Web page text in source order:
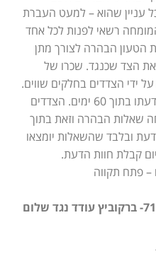
עניין שהוא – למעט העברת
רשאי לפנות לכל אחד
הטעון הבהרה לצורך מתן
הצד שכנגד. שכרו של
ידי הצדדים בחלקים שווים.
2 המומחה יגיש את חוות דעתו בתוך 60 ימים. הצדדים
שאלות הבהרה וזאת בתוך
הדעת ובלבד שהשאלות יומצאו
ת"א (פתח תקווה) 71730-11-21- ברקוביץ עודד נגד שלום